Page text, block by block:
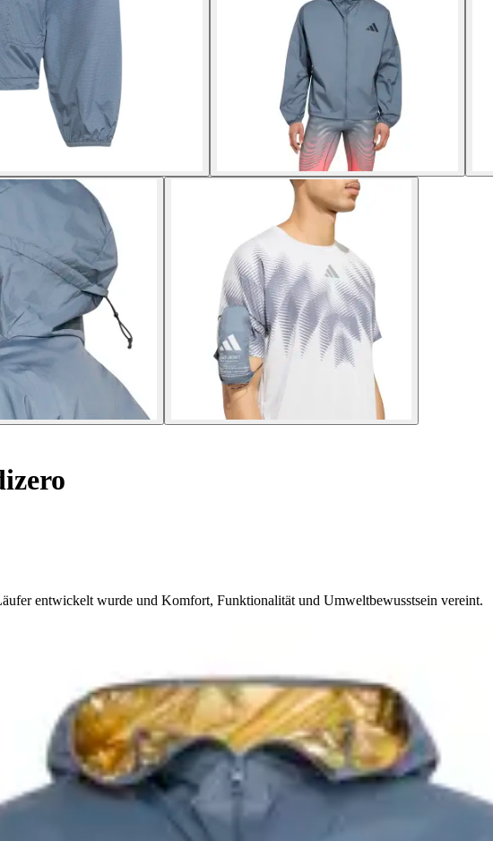
entwickelt wurde und Komfort, Funktionalität und Umweltbewusstsein vereint.